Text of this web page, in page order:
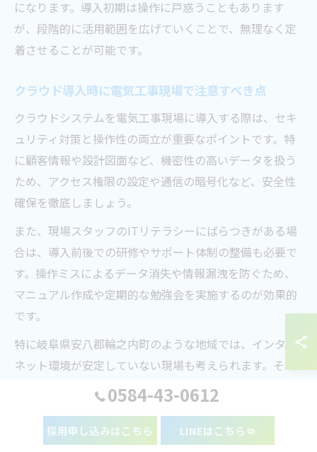
になります。導入初期は操作に戸惑うこともあります
が、段階的に活用範囲を広げていくことで、無理なく定
着させることが可能です。
クラウド導入時に電気工事現場で注意すべき点
クラウドシステムを電気工事現場に導入する際は、セキ
ュリティ対策と操作性の両立が重要なポイントです。特
に顧客情報や設計図面など、機密性の高いデータを扱う
ため、アクセス権限の設定や通信の暗号化など、安全性
確保を徹底しましょう。
また、現場スタッフのITリテラシーにばらつきがある場
合は、導入前後での研修やサポート体制の整備も必要で
す。操作ミスによるデータ消失や情報漏洩を防ぐため、
マニュアル作成や定期的な勉強会を実施するのが効果的
です。
特に岐阜県安八郡輪之内町のような地域では、インター
ネット環境が安定していない現場も考えられます。その
場合は、オフラインでもある程度作業できるクラウドサ
ービスの選定や、現場ごとのネットワーク環境の見直し
も欠かせません。
0584-43-0612
採用申し込みはこちら LINEはこちら